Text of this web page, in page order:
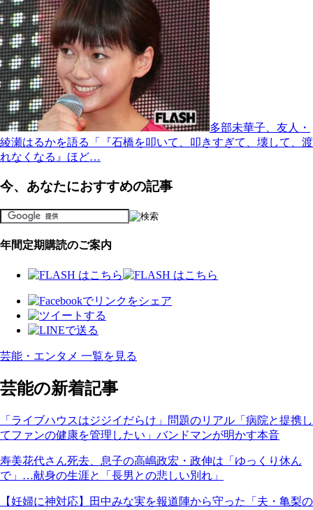
多部未華子、友人・
綾瀬はるかを語る「『石橋を叩いて、叩きすぎて、壊して、渡
れなくなる』ほど…
今、あなたにおすすめの記事
年間定期購読のご案内
芸能・エンタメ 一覧を見る
芸能の新着記事
「ライブハウスはジジイだらけ」問題のリアル「病院と提携し
てファンの健康を管理したい」バンドマンが明かす本音
寿美花代さん死去、息子の高嶋政宏・政伸は「ゆっくり休ん
で」…献身の生涯と「長男との悲しい別れ」
【妊婦に神対応】田中みな実を報道陣から守った「夫・亀梨の